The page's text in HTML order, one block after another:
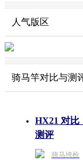
人气版区
骑马竿对比与测
HX21 对比
测评
骑马挎枪